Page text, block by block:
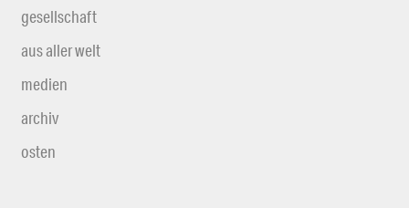
gesellschaft
aus aller welt
medien
archiv
osten